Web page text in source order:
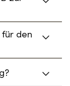
den